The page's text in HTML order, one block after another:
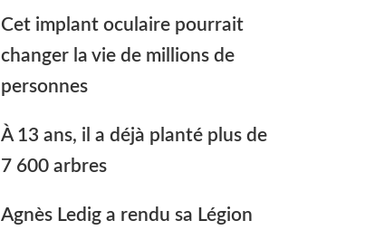
Cet implant oculaire pourrait
changer la vie de millions de
personnes
À 13 ans, il a déjà planté plus de
7 600 arbres
Agnès Ledig a rendu sa Légion